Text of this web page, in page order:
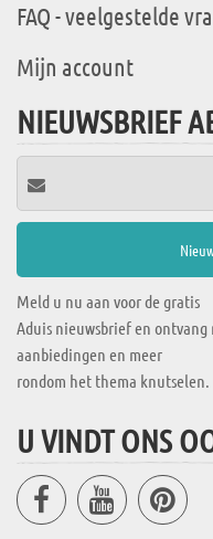
FAQ - veelgestelde
Mijn account
NIEUWSBRIEF
Meld u nu aan voor de gratis
Aduis nieuwsbrief en
aanbiedingen en meer
rondom het thema knutselen.
U VINDT ONS